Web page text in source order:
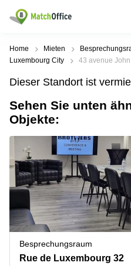
Mieten / Vermieten
Pages
de
Bureau
d’affaires
Coworking
Salles
réunion
Bureau
virtuel
Villes
Populaires
Luxembourg
Alzette
Senningerberg
Bertrange
Sandweiler
Recherches
populaires
Сoworking
Luxembourg
réunion
Luxembourg
Coworking
Bertrange
Centre
d'affaires
Luxembourg
Bureaux
Hilfe
Über uns
Büro vermieten
Preis
Log-in
Sprache wählen
Luxembourg
Home Mieten
Luxembourg City
43 avenue
Dieser Standort ist
Sehen Sie unten
Objekte:
Besprechungsraum
Rue de Luxembourg 32